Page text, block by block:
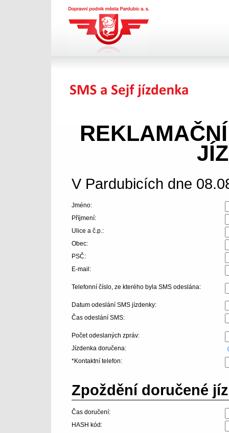
Dopravní podnik města
Pardubic a.s.
SMS jízdenka
V Pardubicích dne
Jméno:
Příjmení:
Ulice a č.p.:
Obec:
PSČ:
E-mail:
Telefonní číslo, ze kterého byla SMS odeslána:
Datum odeslání SMS jízdenky:
Čas odeslání SMS:
Počet odeslaných zpráv:
Jízdenka doručena:
*Kontaktní telefon:
Zpoždění doručené
Čas doručení:
HASH kód: